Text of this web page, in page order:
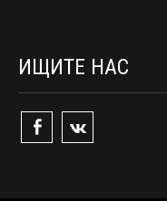
ИЩИТЕ НАС